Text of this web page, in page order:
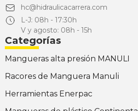
hc@hidraulicacarrera.com
L-J: 08h - 17:30h
V y agosto: 08h - 15h
Categorías
Mangueras alta presión MANULI
Racores de Manguera Manuli
Herramientas Enerpac